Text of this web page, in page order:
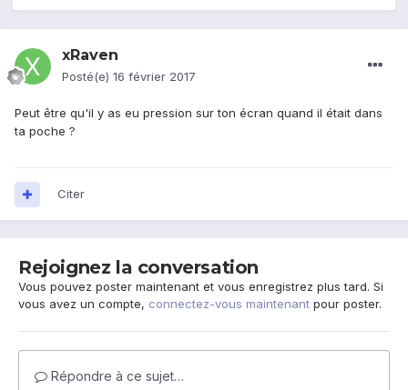
xRaven
Posté(e) 16 février 2017
Peut être qu'il y as eu pression sur ton écran quand il était dans
ta poche ?
Citer
Rejoignez la conversation
Vous pouvez poster maintenant et vous enregistrez plus tard. Si
vous avez un compte, connectez-vous maintenant pour poster.
Répondre à ce sujet…